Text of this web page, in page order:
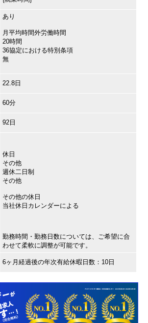
あり
月平均時間外労働時間
20時間
36協定における特別条項
無
22.8日
60分
92日
休日
その他
週休二日制
その他
その他の休日
当社休日カレンダーによる
勤務時間・勤務日数については、ご希望に合
わせて柔軟に調整が可能です。
6ヶ月経過後の年次有給休暇日数：10日